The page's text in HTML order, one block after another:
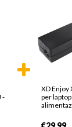
-
XD Enjoy
per